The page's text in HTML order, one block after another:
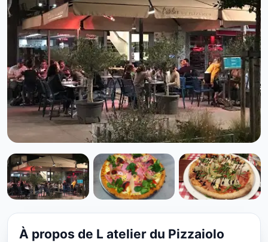
PIZZA
L atelier du Pizzaiolo à
Lyon
À propos de L atelier du Pizzaiolo